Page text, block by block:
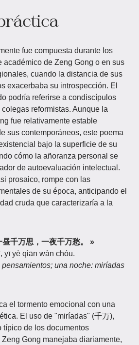
fue compuesta durante los
académico de Zeng Gong o en sus
cuando la distancia de sus
exacerbaba su introspección. El
podría referirse a condiscípulos
reformistas. Aunque la
fue relativamente estable
sus contemporáneos, este poema
bajo la superficie de su
cómo la añoranza personal se
de autoevaluación intelectual.
prosaico, rompe con las
de su época, anticipando el
cruda que caracterizaría a la
千万思，一夜千万愁。 »
yī yè qiān wàn chóu.
una noche: miríadas
el tormento emocional con una
El uso de "miríadas" (千万),
típico de los documentos
Gong manejaba diariamente,